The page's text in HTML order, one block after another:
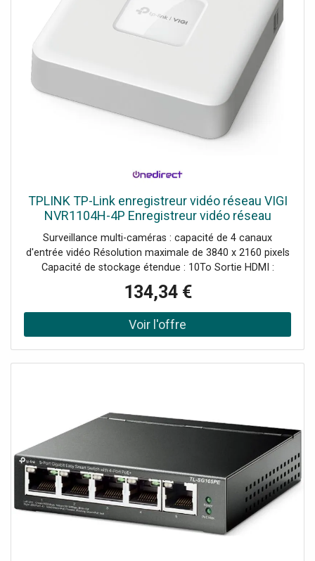
TPLINK TP-Link enregistreur vidéo réseau VIGI
NVR1104H-4P Enregistreur vidéo réseau
offrant une résolution Ultra HD, une connectivité
PoE ainsi qu'une
Surveillance multi-caméras : capacité de 4 canaux
d'entrée vidéo Résolution maximale de 3840 x 2160 pixels
Capacité de stockage étendue : 10To Sortie HDMI :
connexion facile à votre écran Compatible PoE :
installation simplifiée et câblage réduit Vitesse de transfert
: 80 Mbit/s en entrée
134,34 €